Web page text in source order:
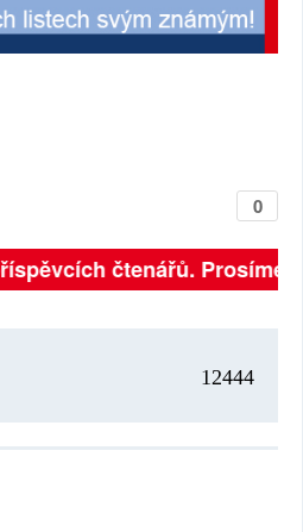
0
čtenářů. Prosíme,
12444